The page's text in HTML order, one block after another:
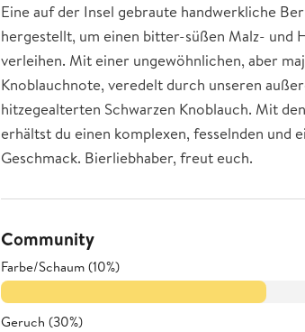
Eine auf der Insel gebraute handwerkliche
hergestellt, um einen bitter-süßen Malz- und
verleihen. Mit einer ungewöhnlichen, aber
Knoblauchnote, veredelt durch unseren
hitzegealterten Schwarzen Knoblauch. Mit
erhältst du einen komplexen, fesselnden und
Geschmack. Bierliebhaber, freut euch.
Community
Farbe/Schaum (10%)
Geruch (30%)